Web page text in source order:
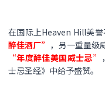
在国际上Heaven Hill美
醉佳酒厂” ，另一重量级
“年度醉佳美国威士忌”
士忌圣经》中给予盛赞。